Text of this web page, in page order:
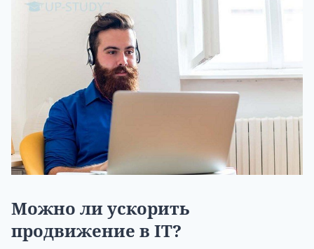
Можно ли ускорить
продвижение в IT?